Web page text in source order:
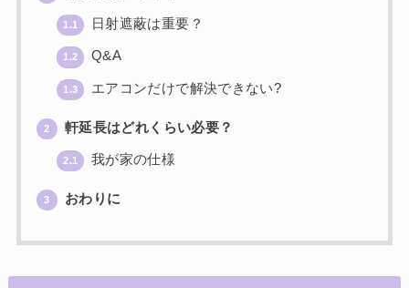
1.1 日射遮蔽は重要？
1.2 Q&A
1.3 エアコンだけで解決できない?
2 軒延長はどれくらい必要？
2.1 我が家の仕様
3 おわりに